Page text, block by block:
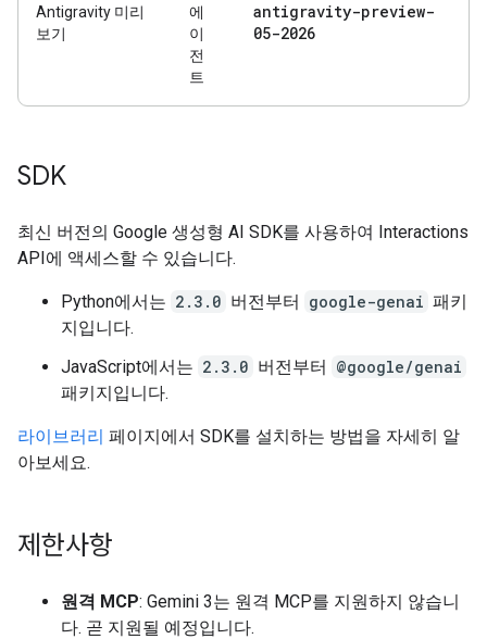
Antigravity 미리
보기
에
이
전
트
antigravity-preview-
05-2026
SDK
최신 버전의 Google 생성형 AI SDK를 사용하여 Interactions
API에 액세스할 수 있습니다.
Python에서는 2.3.0 버전부터 google-genai 패키
지입니다.
JavaScript에서는 2.3.0 버전부터 @google/genai
패키지입니다.
라이브러리 페이지에서 SDK를 설치하는 방법을 자세히 알
아보세요.
제한사항
원격 MCP: Gemini 3는 원격 MCP를 지원하지 않습니
다. 곧 지원될 예정입니다.